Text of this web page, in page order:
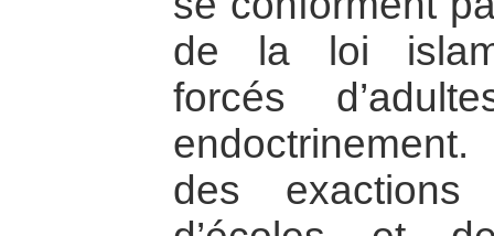
de la loi
forcés
des exactions